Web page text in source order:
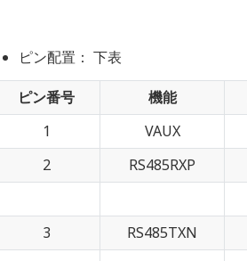
ピン配置： 下表
ピン番号 機能
1
VAUX
2
RS485RXP
3
RS485TXN